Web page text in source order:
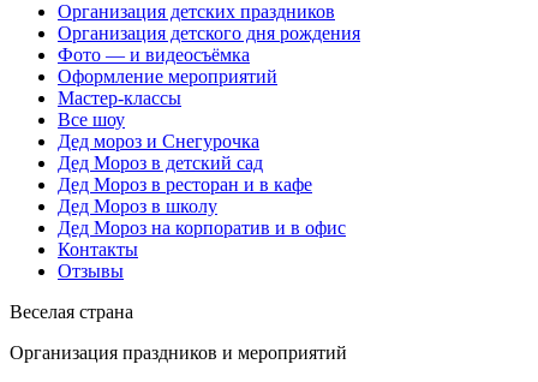
Организация детских праздников
Организация детского дня рождения
Фото — и видеосъёмка
Оформление мероприятий
Мастер-классы
Все шоу
Дед мороз и Снегурочка
Дед Мороз в детский сад
Дед Мороз в ресторан и в кафе
Дед Мороз в школу
Дед Мороз на корпоратив и в офис
Контакты
Отзывы
Веселая страна
Организация праздников и мероприятий